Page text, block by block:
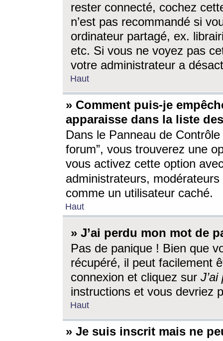
rester connecté, cochez
n’est pas recommandé si
ordinateur partagé, ex.
etc. Si vous ne voyez pas
votre administrateur a
Haut
» Comment puis-je
apparaisse dans la liste
Dans le Panneau de
forum”, vous trouverez une
vous activez cette option
administrateurs,
comme un utilisateur caché.
Haut
» J’ai perdu mon mot de
Pas de panique ! Bien que
récupéré, il peut facilement
connexion et cliquez sur
instructions et vous devriez
Haut
» Je suis inscrit mais ne